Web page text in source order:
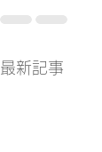
最新記事